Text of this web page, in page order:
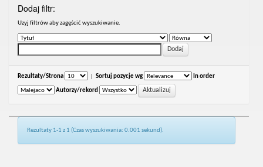
Dodaj filtr:
Uzyj filtrów aby zagęścić wyszukiwanie.
Rezultaty/Strona Sortuj pozycje wg In order
Autorzy/rekord
Rezultaty 1-1 z 1 (Czas wyszukiwania: 0.001 sekund).